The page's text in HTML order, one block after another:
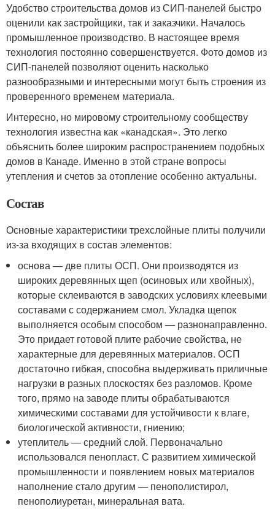
Удобство строительства домов из СИП-панелей быстро
оценили как застройщики, так и заказчики. Началось
промышленное производство. В настоящее время
технология постоянно совершенствуется. Фото домов из
СИП-панелей позволяют оценить насколько
разнообразными и интересными могут быть строения из
проверенного временем материала.
Интересно, но мировому строительному сообществу
технология известна как «канадская». Это легко
объяснить более широким распространением подобных
домов в Канаде. Именно в этой стране вопросы
утепления и счетов за отопление особенно актуальны.
Состав
Основные характеристики трехслойные плиты получили
из-за входящих в состав элементов:
основа — две плиты ОСП. Они производятся из
широких деревянных щеп (осиновых или хвойных),
которые склеиваются в заводских условиях клеевыми
составами с содержанием смол. Укладка щепок
выполняется особым способом — разнонаправленно.
Это придает готовой плите рабочие свойства, не
характерные для деревянных материалов. ОСП
достаточно гибкая, способна выдерживать приличные
нагрузки в разных плоскостях без разломов. Кроме
того, прямо на заводе плиты обрабатываются
химическими составами для устойчивости к влаге,
биологической активности, гниению;
утеплитель — средний слой. Первоначально
использовался пенопласт. С развитием химической
промышленности и появлением новых материалов
наполнение стало другим — пенополистирол,
пенополиуретан, минеральная вата.